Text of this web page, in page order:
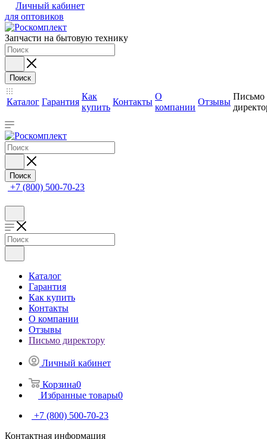
Личный кабинет
для оптовиков
Запчасти на бытовую технику
Поиск
Каталог Гарантия
Как
купить
Контакты
О
компании
Отзывы
Письмо
Поиск
+7 (800) 500-70-23
Каталог
Гарантия
Как купить
Контакты
О компании
Отзывы
Письмо директору
Личный кабинет
Корзина0
Избранные товары0
+7 (800) 500-70-23
Контактная информация